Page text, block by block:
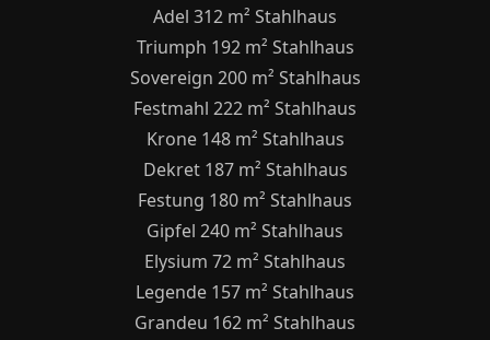
Adel 312 m² Stahlhaus
Triumph 192 m² Stahlhaus
Sovereign 200 m² Stahlhaus
Festmahl 222 m² Stahlhaus
Krone 148 m² Stahlhaus
Dekret 187 m² Stahlhaus
Festung 180 m² Stahlhaus
Gipfel 240 m² Stahlhaus
Elysium 72 m² Stahlhaus
Legende 157 m² Stahlhaus
Grandeu 162 m² Stahlhaus